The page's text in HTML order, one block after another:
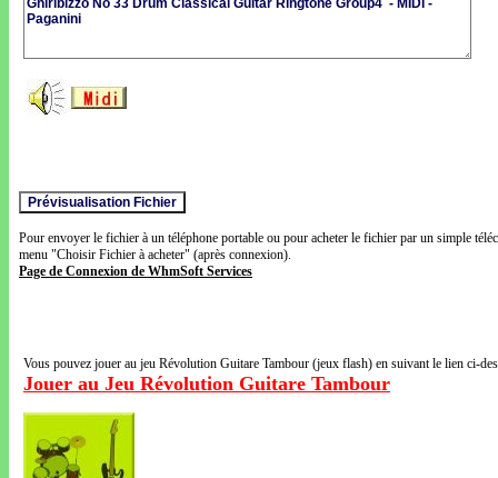
Pour envoyer le fichier à un téléphone portable ou pour acheter le fichier par un simple
menu "Choisir Fichier à acheter" (après connexion).
Page de Connexion de WhmSoft Services
Vous pouvez jouer au jeu Révolution Guitare Tambour (jeux flash) en suivant le lien ci-
Jouer au Jeu Révolution Guitare Tambour